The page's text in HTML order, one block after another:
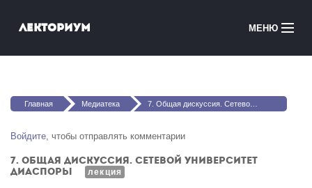
Лекториум МЕНЮ
Медиатека
Courses in English
Вы здесь
Главная Медиатека 7. Общая дискуссия. Cетевой университет диаспоры
Войдите, чтобы отправлять комментарии
7. Общая дискуссия. Cетевой университет
диаспоры
лекция